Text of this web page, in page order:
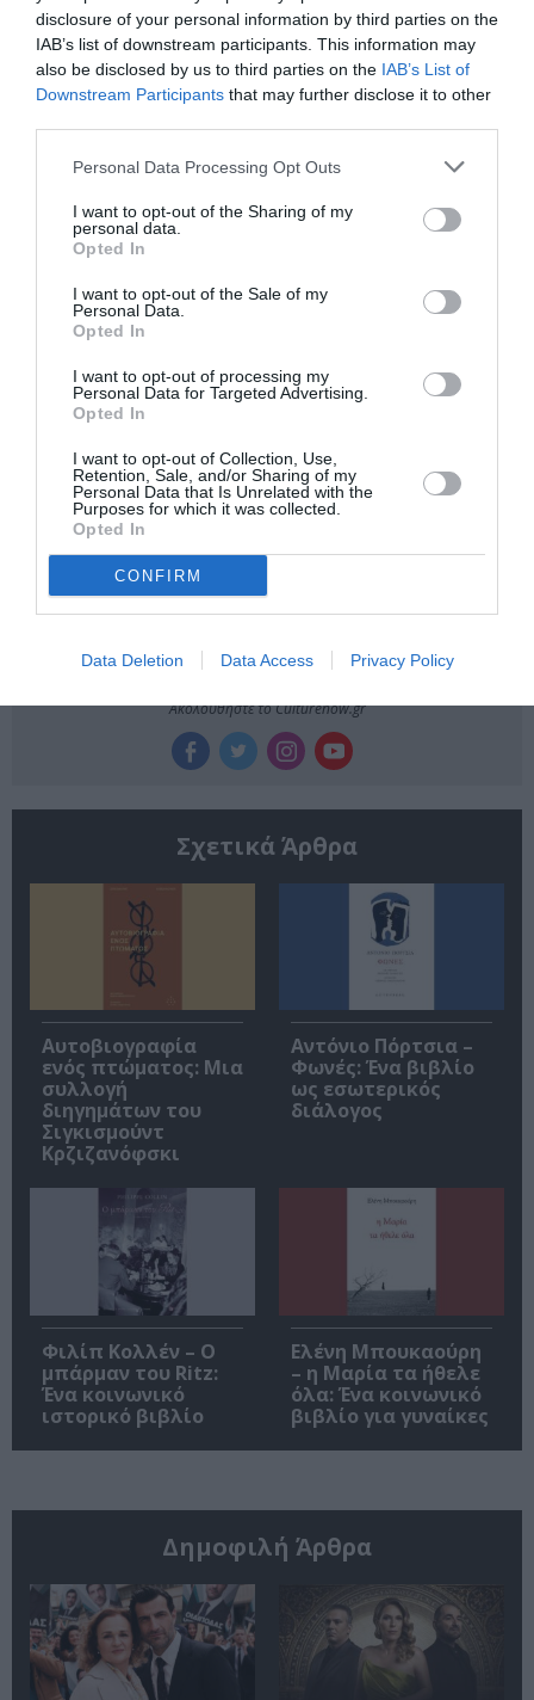
disclosure of your personal information by third parties on the
IAB’s list of downstream participants. This information may
also be disclosed by us to third parties on the IAB’s List of
Downstream Participants that may further disclose it to other
Personal Data Processing Opt Outs
I want to opt-out of the Sharing of my
personal data.
Opted In
I want to opt-out of the Sale of my
Personal Data.
Opted In
I want to opt-out of processing my
Personal Data for Targeted Advertising.
Opted In
I want to opt-out of Collection, Use,
Retention, Sale, and/or Sharing of my
Personal Data that Is Unrelated with the
Purposes for which it was collected.
Opted In
CONFIRM
Data Deletion Data Access Privacy Policy
Τιμή: 15,74 €, ISBN: 978-618-215-007-8 | Μετάφραση:
Γιώργος Προεστός
Ακολουθήστε το Culturenow.gr στο Google Newsκαι
μάθετε πρώτοι όλες τις ειδήσεις
Πολιτισμό στοCulturenow.gr
Tags
ΔΟΚΙΜΙΑ - ΜΕΛΕΤΕΣ
ΕΚΔΟΣΕΙΣ ΚΑΚΤΟΣ
ΞΕΝΟΙ ΣΥΓΓΡΑΦΕΙΣ
Newsletter
Κάθε βδομάδα στο e-mail σας τα τελευταία νέα για
την Τέχνη και τον Πολιτισμό!
Ακολουθήστε το Culturenow.gr
Σχετικά Άρθρα
Αυτοβιογραφία
ενός πτώματος: Μια
συλλογή
διηγημάτων του
Σιγκισμούντ
Κρζιζανόφσκι
Αντόνιο Πόρτσια –
Φωνές: Ένα βιβλίο
ως εσωτερικός
διάλογος
Φιλίπ Κολλέν – Ο
μπάρμαν του Ritz:
Ένα κοινωνικό
ιστορικό βιβλίο
Ελένη Μπουκαούρη
– η Μαρία τα ήθελε
όλα: Ένα κοινωνικό
βιβλίο για γυναίκες
Δημοφιλή Άρθρα